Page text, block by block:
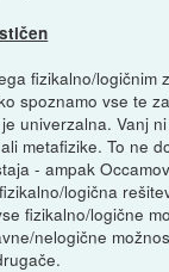
fizikalno/logičnim
spoznamo vse te
univerzalna. Vanj
metafizike. To ne
- ampak
logična
fizikalno/logične
nelogične